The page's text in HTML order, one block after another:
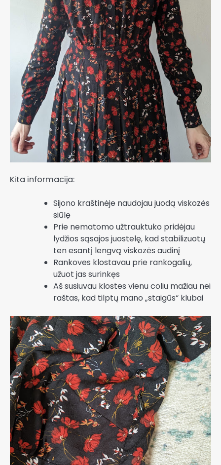
Kita informacija:
Sijono kraštinėje naudojau juodą viskozės
siūlę
Prie nematomo užtrauktuko pridėjau
lydžios sąsajos juostelę, kad stabilizuotų
ten esantį lengvą viskozės audinį
Rankoves klostavau prie rankogalių,
užuot jas surinkęs
Aš susiuvau klostes vienu coliu mažiau nei
raštas, kad tilptų mano „staigūs“ klubai